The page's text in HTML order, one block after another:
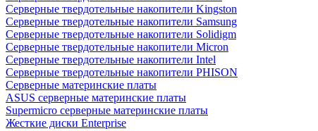
Cерверные твердотельные накопители Kingston
Cерверные твердотельные накопители Samsung
Cерверные твердотельные накопители Solidigm
Cерверные твердотельные накопители Micron
Cерверные твердотельные накопители Intel
Cерверные твердотельные накопители PHISON
Серверные материнские платы
ASUS серверные материнские платы
Supermicro серверные материнские платы
Жесткие диски Enterprise